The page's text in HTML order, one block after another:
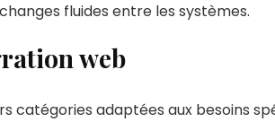
fluides entre les systèmes.
web
catégories adaptées aux besoins